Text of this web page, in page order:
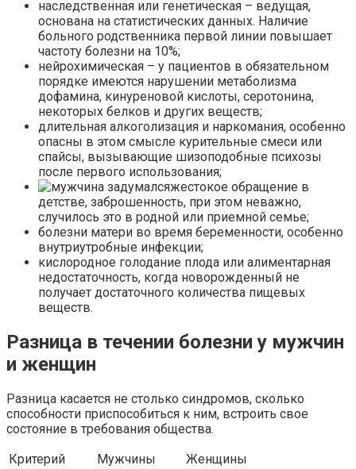
наследственная или генетическая – ведущая,
основана на статистических данных. Наличие
больного родственника первой линии повышает
частоту болезни на 10%;
нейрохимическая – у пациентов в обязательном
порядке имеются нарушении метаболизма
дофамина, кинуреновой кислоты, серотонина,
некоторых белков и других веществ;
длительная алкоголизация и наркомания, особенно
опасны в этом смысле курительные смеси или
спайсы, вызывающие шизоподобные психозы
после первого использования;
жестокое обращение в
детстве, заброшенность, при этом неважно,
случилось это в родной или приемной семье;
болезни матери во время беременности, особенно
внутриутробные инфекции;
кислородное голодание плода или алиментарная
недостаточность, когда новорожденный не
получает достаточного количества пищевых
веществ.
Разница в течении болезни у мужчин
и женщин
Разница касается не столько синдромов, сколько
способности приспособиться к ним, встроить свое
состояние в требования общества.
Критерий
Мужчины Женщины